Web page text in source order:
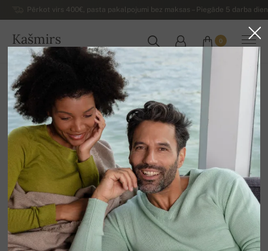
Pērkot virs 400€, pasta pakalpojumi bez maksas – Piegāde 5 darba
Kašmirs
LATVIJA
0
Uz mājām
Luksusa sieviešu kašmira džemperi
Sieviešu kašmira džemperi ar V veida izgriezumu